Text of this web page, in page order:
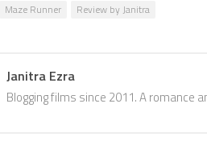
Maze Runner Review by Janitra
Janitra Ezra
Blogging films since 2011. A romance